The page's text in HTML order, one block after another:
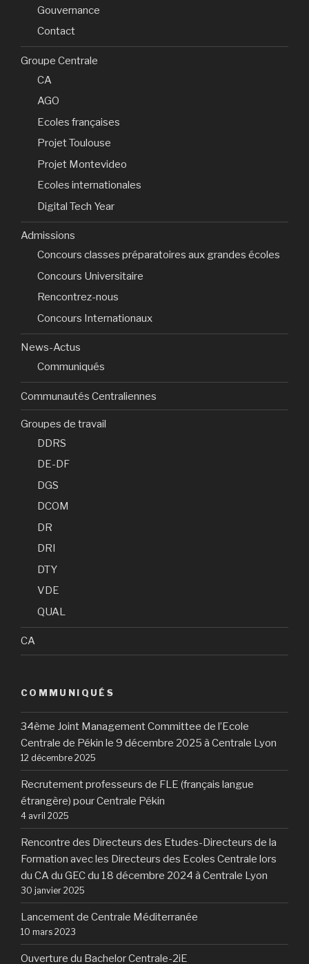
Gouvernance
Contact
Groupe Centrale
CA
AGO
Ecoles françaises
Projet Toulouse
Projet Montevideo
Ecoles internationales
Digital Tech Year
Admissions
Concours classes préparatoires aux grandes écoles
Concours Universitaire
Rencontrez-nous
Concours Internationaux
News-Actus
Communiqués
Communautés Centraliennes
Groupes de travail
DDRS
DE-DF
DGS
DCOM
DR
DRI
DTY
VDE
QUAL
CA
COMMUNIQUÉS
34ème Joint Management Committee de l’Ecole
Centrale de Pékin le 9 décembre 2025 à Centrale Lyon
12 décembre 2025
Recrutement professeurs de FLE (français langue
étrangère) pour Centrale Pékin
4 avril 2025
Rencontre des Directeurs des Etudes-Directeurs de la
Formation avec les Directeurs des Ecoles Centrale lors
du CA du GEC du 18 décembre 2024 à Centrale Lyon
30 janvier 2025
Lancement de Centrale Méditerranée
10 mars 2023
Ouverture du Bachelor Centrale-2iE